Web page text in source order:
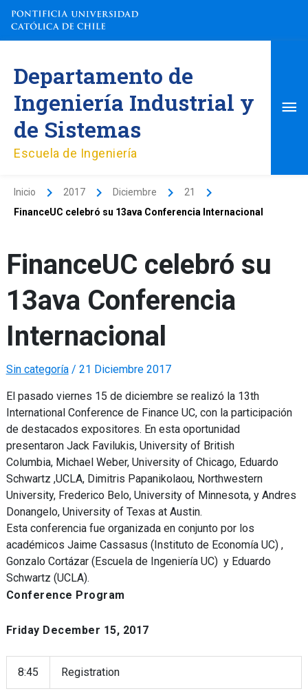
contenido
Departamento de
Ingeniería Industrial y
de Sistemas
Escuela de Ingeniería
Inicio 2017 Diciembre
21
FinanceUC celebró su 13ava Conferencia Internacional
FinanceUC celebró su
13ava Conferencia
Internacional
Sin categoría/ 21 Diciembre 2017
El pasado viernes 15 de diciembre se realizó la 13th
International Conference de Finance UC, con la participación
de destacados expositores. En esta oportunidad
presentaron Jack Favilukis, University of British
Columbia, Michael Weber, University of Chicago, Eduardo
Schwartz ,UCLA, Dimitris Papanikolaou, Northwestern
University, Frederico Belo, University of Minnesota, y Andres
Donangelo, University of Texas at Austin.
Esta conferencia fue organizada en conjunto por los
académicos Jaime Cassasus (Instituto de Economía UC) ,
Gonzalo Cortázar (Escuela de Ingeniería UC) y Eduardo
Schwartz (UCLA).
Conference Program
Friday December 15, 2017
8:45 Registration